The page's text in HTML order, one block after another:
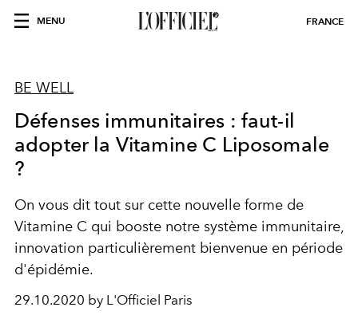
MENU FRANCE
BE WELL
Défenses immunitaires : faut-il
adopter la Vitamine C Liposomale
?
On vous dit tout sur cette nouvelle forme de
Vitamine C qui booste notre système immunitaire,
innovation particulièrement bienvenue en période
d'épidémie.
29.10.2020 by L'Officiel Paris